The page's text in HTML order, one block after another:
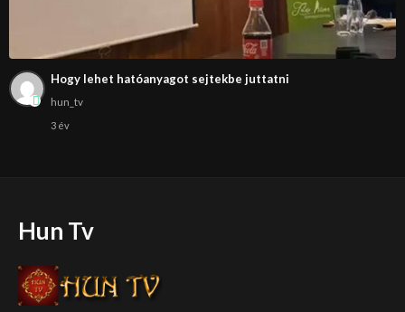
Hogy lehet hatóanyagot sejtekbe juttatni
hun_tv
3 év
Hun Tv